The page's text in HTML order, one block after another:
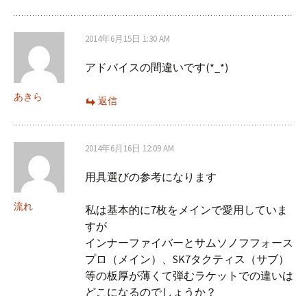
あきら
2014年6月15日 1:30 AM
アドバイスの間違いです(*_*)
返信
流れ
2014年6月16日 12:09 AM
用具選びの参考になります
私は基本的に7枚をメインで愛用していま
すが
インナーファイバーとサムソノフフォース
プロ（メイン）、SK7タクティス（サブ）
等の板厚が薄くて弾むラケットでの違いは
どこになるのでしょうか？